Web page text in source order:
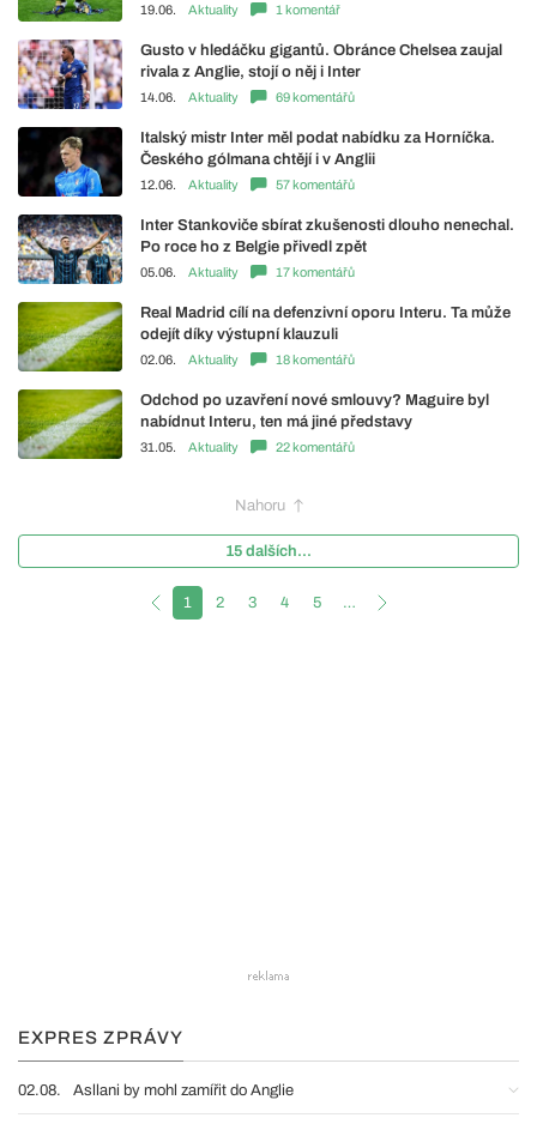
19.06. Aktuality 1 komentář
Gusto v hledáčku gigantů. Obránce Chelsea zaujal
rivala z Anglie, stojí o něj i Inter
14.06. Aktuality 69 komentářů
Italský mistr Inter měl podat nabídku za Horníčka.
Českého gólmana chtějí i v Anglii
12.06. Aktuality 57 komentářů
Inter Stankoviče sbírat zkušenosti dlouho nenechal.
Po roce ho z Belgie přivedl zpět
05.06. Aktuality 17 komentářů
Real Madrid cílí na defenzivní oporu Interu. Ta může
odejít díky výstupní klauzuli
02.06. Aktuality 18 komentářů
Odchod po uzavření nové smlouvy? Maguire byl
nabídnut Interu, ten má jiné představy
31.05. Aktuality 22 komentářů
Nahoru
15 dalších...
1 2 3 4 5 …
EXPRES ZPRÁVY
02.08. Asllani by mohl zamířit do Anglie